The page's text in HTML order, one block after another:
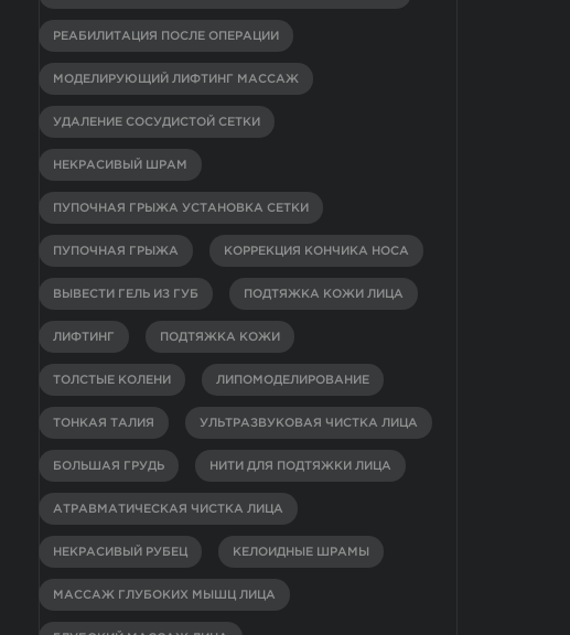
РЕАБИЛИТАЦИЯ ПОСЛЕ ОПЕРАЦИИ
МОДЕЛИРУЮЩИЙ ЛИФТИНГ МАССАЖ
УДАЛЕНИЕ СОСУДИСТОЙ СЕТКИ
НЕКРАСИВЫЙ ШРАМ
ПУПОЧНАЯ ГРЫЖА УСТАНОВКА СЕТКИ
ПУПОЧНАЯ ГРЫЖА КОРРЕКЦИЯ КОНЧИКА НОСА
ВЫВЕСТИ ГЕЛЬ ИЗ ГУБ ПОДТЯЖКА КОЖИ ЛИЦА
ЛИФТИНГ ПОДТЯЖКА КОЖИ
ТОЛСТЫЕ КОЛЕНИ ЛИПОМОДЕЛИРОВАНИЕ
ТОНКАЯ ТАЛИЯ УЛЬТРАЗВУКОВАЯ ЧИСТКА ЛИЦА
БОЛЬШАЯ ГРУДЬ НИТИ ДЛЯ ПОДТЯЖКИ ЛИЦА
АТРАВМАТИЧЕСКАЯ ЧИСТКА ЛИЦА
НЕКРАСИВЫЙ РУБЕЦ КЕЛОИДНЫЕ ШРАМЫ
МАССАЖ ГЛУБОКИХ МЫШЦ ЛИЦА